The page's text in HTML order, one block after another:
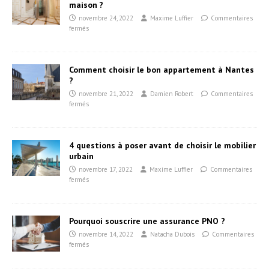
maison ?
novembre 24, 2022 Maxime Luffier
Commentaires
fermés
Comment choisir le bon appartement à Nantes
?
novembre 21, 2022 Damien Robert
Commentaires
fermés
4 questions à poser avant de choisir le mobilier
urbain
novembre 17, 2022 Maxime Luffier
Commentaires
fermés
Pourquoi souscrire une assurance PNO ?
novembre 14, 2022 Natacha Dubois
Commentaires
fermés